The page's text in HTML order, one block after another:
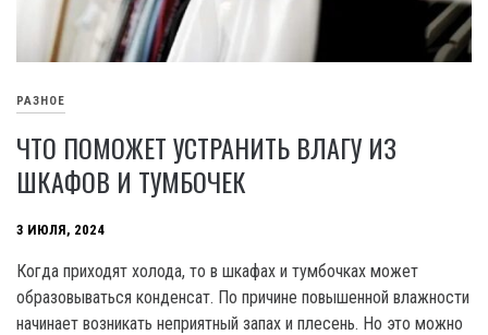
РАЗНОЕ
ЧТО ПОМОЖЕТ УСТРАНИТЬ ВЛАГУ ИЗ
ШКАФОВ И ТУМБОЧЕК
3 ИЮЛЯ, 2024
Когда приходят холода, то в шкафах и тумбочках может
образовываться конденсат. По причине повышенной влажности
начинает возникать неприятный запах и плесень. Но это можно